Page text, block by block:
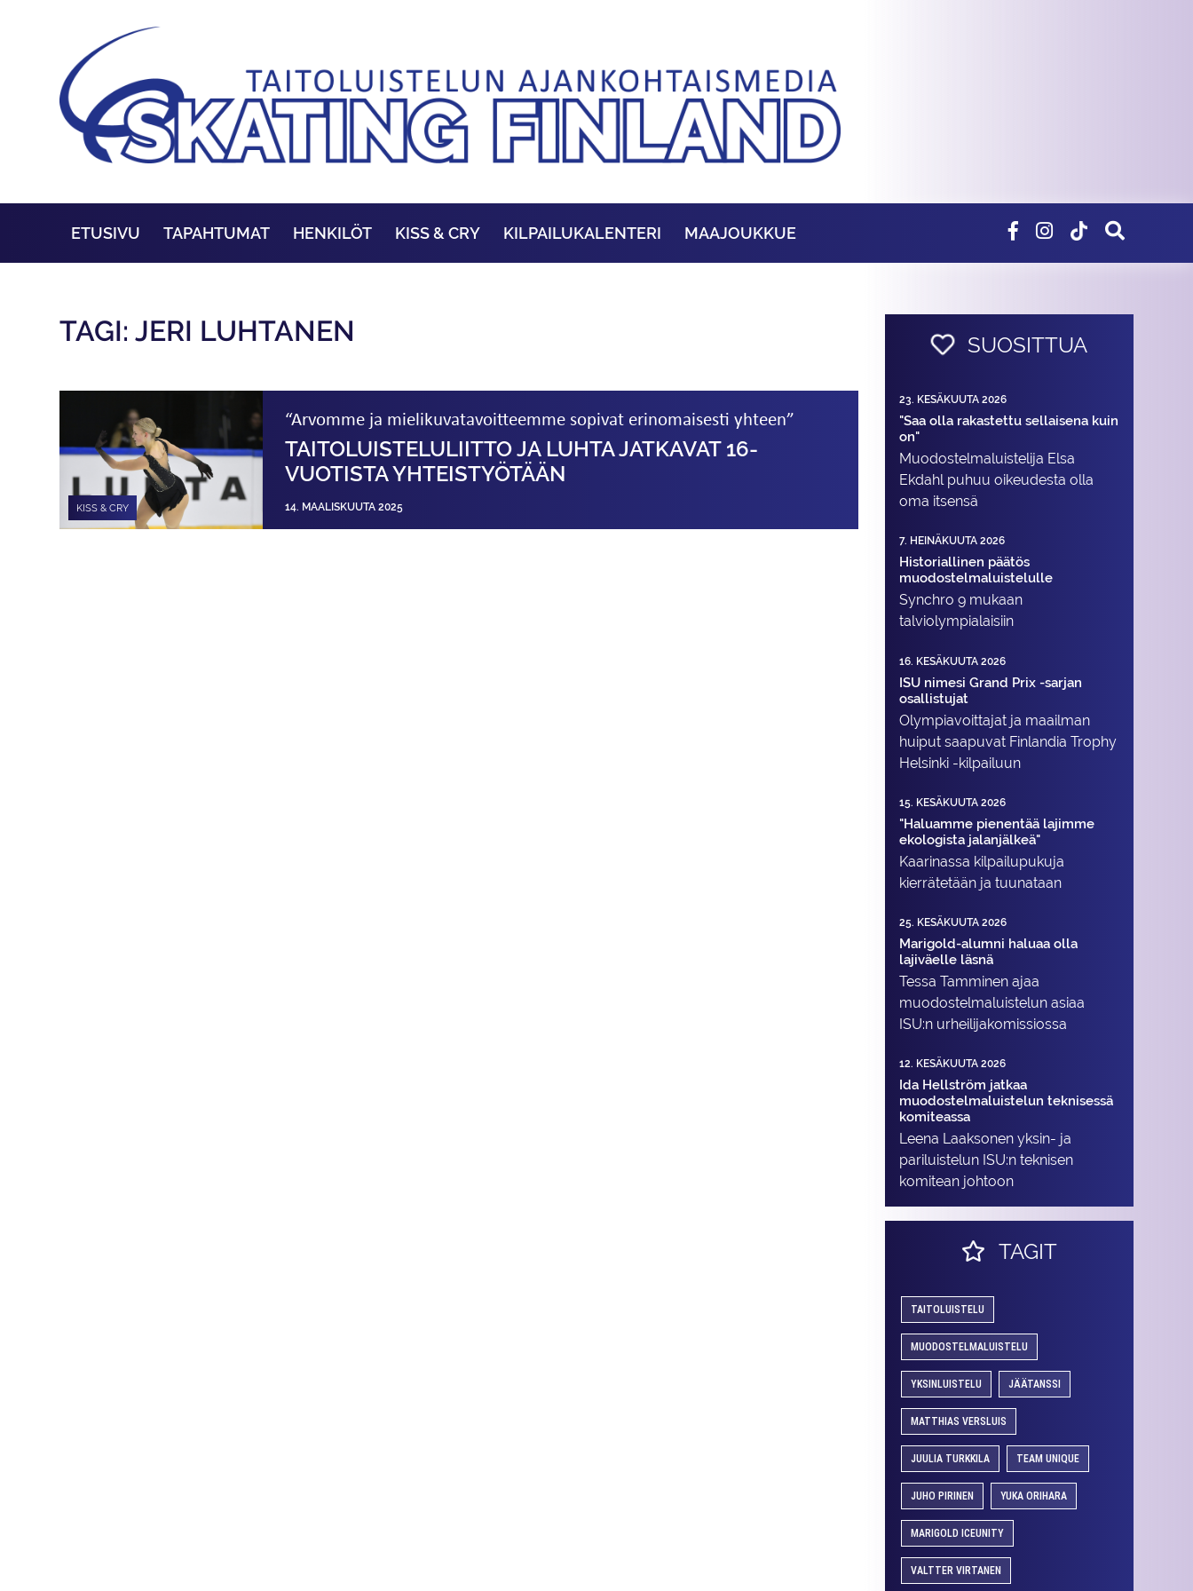
ETUSIVU TAPAHTUMAT HENKILÖT KISS & CRY KILPAILUKALENTERI MAAJOUKKUE
TAGI: JERI LUHTANEN
KISS & CRY
“Arvomme ja mielikuvatavoitteemme sopivat erinomaisesti yhteen”
TAITOLUISTE­LULIITTO JA LUHTA JATKAVAT 16-
VUOTISTA YHTEISTYÖTÄÄN
14. MAALISKUUTA 2025
SUOSITTUA
23. KESÄKUUTA 2026
"Saa olla rakastettu sellaisena kuin
on"
Muodostelma­luistelija Elsa
Ekdahl puhuu oikeudesta olla
oma itsensä
7. HEINÄKUUTA 2026
Historiallinen päätös
muodostelmaluistelulle
Synchro 9 mukaan
talviolympialaisiin
16. KESÄKUUTA 2026
ISU nimesi Grand Prix -sarjan
osallistujat
Olympiavoittajat ja maailman
huiput saapuvat Finlandia Trophy
Helsinki -kilpailuun
15. KESÄKUUTA 2026
"Haluamme pienentää lajimme
ekologista jalanjälkeä"
Kaarinassa kilpailupukuja
kierrätetään ja tuunataan
25. KESÄKUUTA 2026
Marigold-alumni haluaa olla
lajiväelle läsnä
Tessa Tamminen ajaa
muodostelma­luistelun asiaa
ISU:n urheilija­komissiossa
12. KESÄKUUTA 2026
Ida Hellström jatkaa
muodostelmaluistelun teknisessä
komiteassa
Leena Laaksonen yksin- ja
pariluistelun ISU:n teknisen
komitean johtoon
TAGIT
TAITOLUISTELU
MUODOSTELMALUISTELU
YKSINLUISTELU JÄÄTANSSI
MATTHIAS VERSLUIS
JUULIA TURKKILA TEAM UNIQUE
JUHO PIRINEN YUKA ORIHARA
MARIGOLD ICEUNITY
VALTTER VIRTANEN